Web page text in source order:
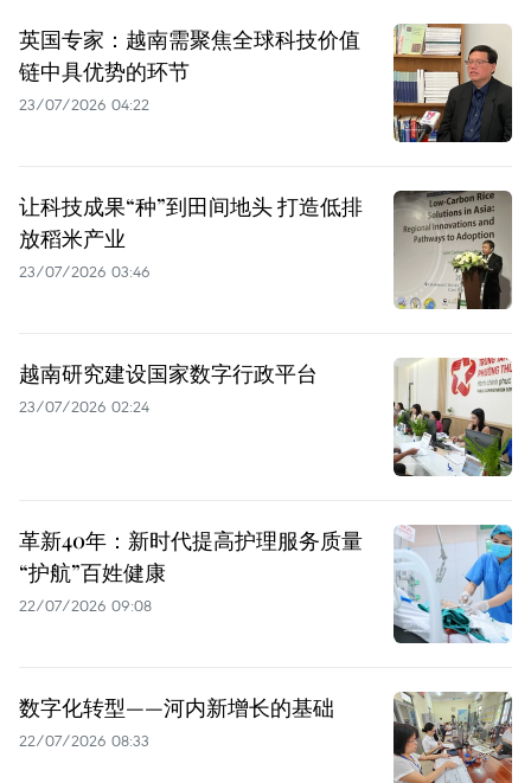
英国专家：越南需聚焦全球科技价值
链中具优势的环节
23/07/2026 04:22
让科技成果“种”到田间地头 打造低排
放稻米产业
23/07/2026 03:46
越南研究建设国家数字行政平台
23/07/2026 02:24
革新40年：新时代提高护理服务质量
“护航”百姓健康
22/07/2026 09:08
数字化转型——河内新增长的基础
22/07/2026 08:33